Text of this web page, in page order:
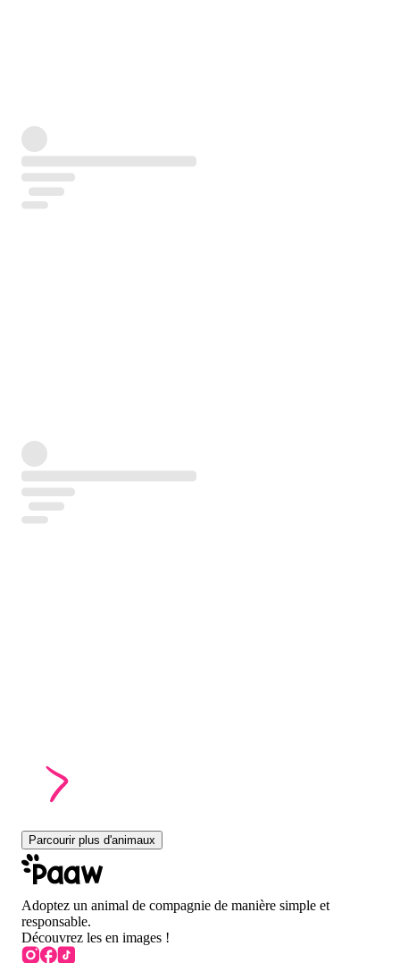
Parcourir plus d'animaux
Adoptez un animal de compagnie de manière simple et
responsable.
Découvrez les en images !